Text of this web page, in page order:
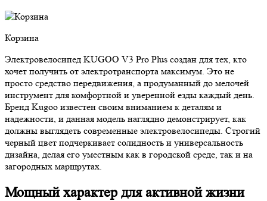
Корзина
Электровелосипед KUGOO V3 Pro Plus создан для тех, кто
хочет получить от электротранспорта максимум. Это не
просто средство передвижения, а продуманный до мелочей
инструмент для комфортной и уверенной езды каждый день.
Бренд Kugoo известен своим вниманием к деталям и
надежности, и данная модель наглядно демонстрирует, как
должны выглядеть современные электровелосипеды. Строгий
черный цвет подчеркивает солидность и универсальность
дизайна, делая его уместным как в городской среде, так и на
загородных маршрутах.
Мощный характер для активной жизни